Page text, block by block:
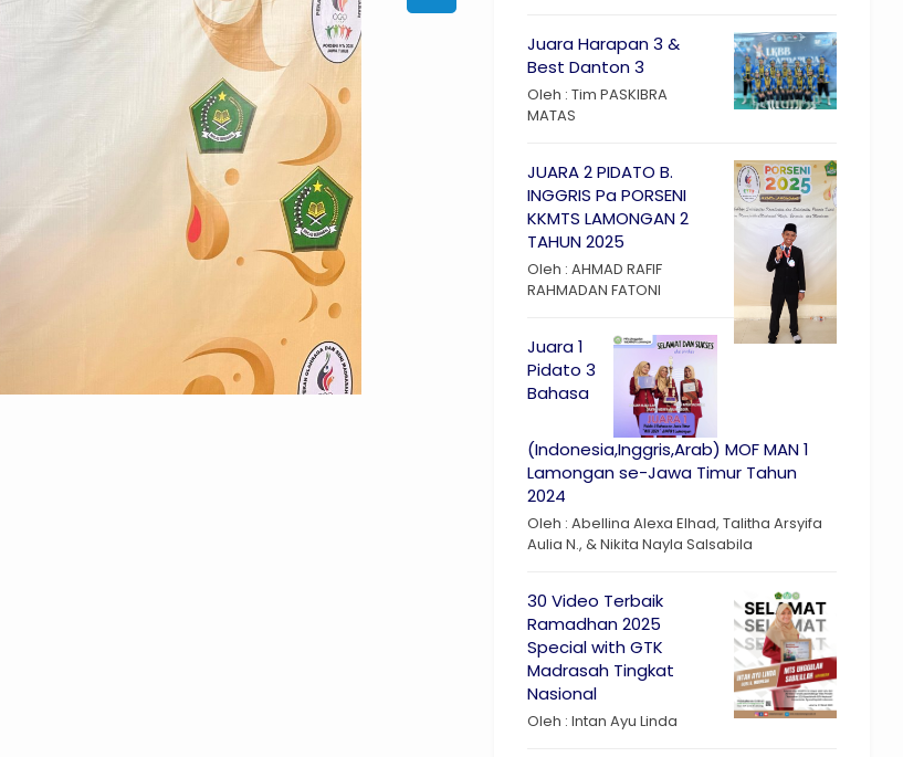
Juara Harapan 3 &
Best Danton 3
Oleh : Tim PASKIBRA
MATAS
JUARA 2 PIDATO B.
INGGRIS Pa PORSENI
KKMTS LAMONGAN 2
TAHUN 2025
Oleh : AHMAD RAFIF
RAHMADAN FATONI
Juara 1
Pidato 3
Bahasa
(Indonesia,Inggris,Arab) MOF MAN 1
Lamongan se-Jawa Timur Tahun
2024
Oleh : Abellina Alexa Elhad, Talitha Arsyifa
Aulia N., & Nikita Nayla Salsabila
30 Video Terbaik
Ramadhan 2025
Special with GTK
Madrasah Tingkat
Nasional
Oleh : Intan Ayu Linda